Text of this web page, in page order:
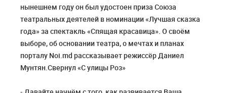
нынешнем году он был удостоен приза Союза
театральных деятелей в номинации «Лучшая сказка
года» за спектакль «Спящая красавица». О своём
выборе, об основании театра, о мечтах и планах
порталу Noi.md рассказывает режиссёр Даниел
Мунтян.Свернул «С улицы Роз»